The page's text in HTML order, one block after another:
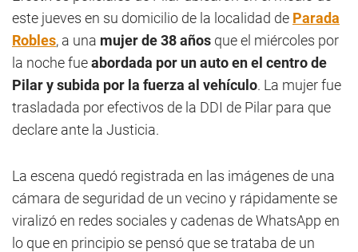
este jueves en su domicilio de la localidad de Parada
Robles, a una mujer de 38 años que el miércoles por
la noche fueabordada por un auto en el centro de
Pilar y subida por la fuerza al vehículo. La mujer fue
trasladada por efectivos de la DDI de Pilar para que
declare ante la Justicia.
La escena quedó registrada en las imágenes de una
cámara de seguridad de un vecino y rápidamente se
viralizó en redes sociales y cadenas de WhatsApp en
lo que en principio se pensó que se trataba de un